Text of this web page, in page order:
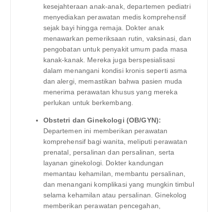
kesejahteraan anak-anak, departemen pediatri
menyediakan perawatan medis komprehensif
sejak bayi hingga remaja. Dokter anak
menawarkan pemeriksaan rutin, vaksinasi, dan
pengobatan untuk penyakit umum pada masa
kanak-kanak. Mereka juga berspesialisasi
dalam menangani kondisi kronis seperti asma
dan alergi, memastikan bahwa pasien muda
menerima perawatan khusus yang mereka
perlukan untuk berkembang.
Obstetri dan Ginekologi (OB/GYN):
Departemen ini memberikan perawatan
komprehensif bagi wanita, meliputi perawatan
prenatal, persalinan dan persalinan, serta
layanan ginekologi. Dokter kandungan
memantau kehamilan, membantu persalinan,
dan menangani komplikasi yang mungkin timbul
selama kehamilan atau persalinan. Ginekolog
memberikan perawatan pencegahan,